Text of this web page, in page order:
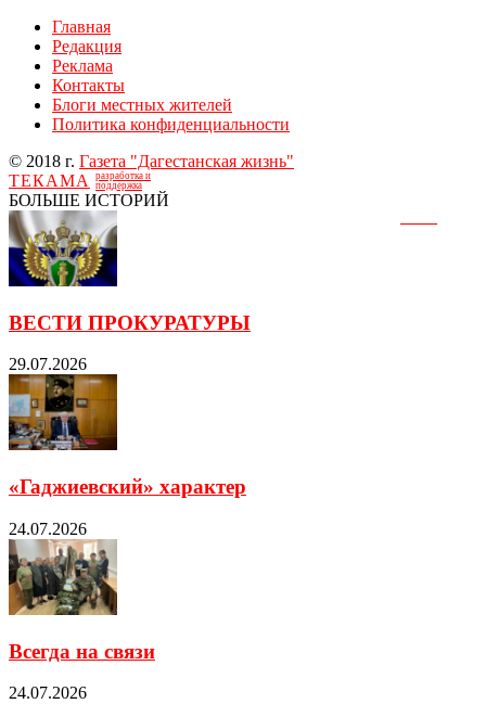
Главная
Редакция
Реклама
Контакты
Блоги местных жителей
Политика конфиденциальности
© 2018 г. Газета "Дагестанская жизнь"
ТЕКАМА
разработка и
поддержка
БОЛЬШЕ ИСТОРИЙ
ВЕСТИ ПРОКУРАТУРЫ
29.07.2026
«Гаджиевский» характер
24.07.2026
Всегда на связи
24.07.2026